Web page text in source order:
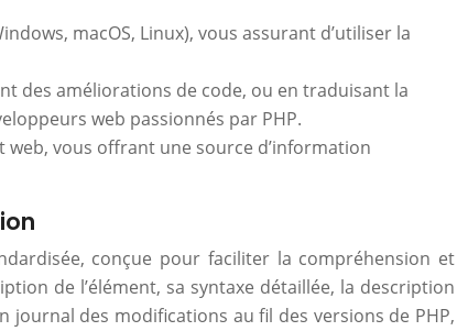
macOS, Linux), vous assurant d’utiliser la
des améliorations de code, ou en traduisant la
web passionnés par PHP.
vous offrant une source d’information
conçue pour faciliter la compréhension et
de l’élément, sa syntaxe détaillée, la description
journal des modifications au fil des versions de PHP,